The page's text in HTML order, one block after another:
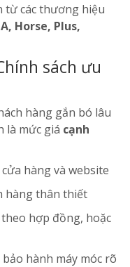
từ các thương hiệu
Horse, Plus,
sách ưu
hàng gắn bó lâu
là mức giá cạnh
hàng và website
hàng thân thiết
hợp đồng, hoặc
hành máy móc rõ